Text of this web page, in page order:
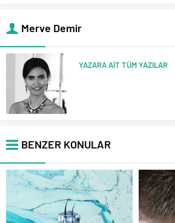
Merve Demir
YAZARA AİT TÜM YAZILAR
BENZER KONULAR